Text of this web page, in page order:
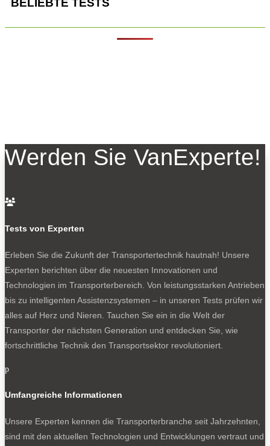
Werden Sie VanExperte!

Tests von Experten
Erleben Sie die Zukunft der Transportertechnik hautnah! Unsere
Experten berichten über die neuesten Innovationen und
Technologien im Transporterbereich. Von leistungsstarken Antrieben
bis zu intelligenten Assistenzsystemen – in unseren Tests prüfen wir
alles auf Herz und Nieren. Tauchen Sie ein in die Welt der
Transporter der nächsten Generation und entdecken Sie, wie
fortschrittliche Technik den Transportsektor revolutioniert.
p
Umfangreiche Informationen
Unsere Experten kennen die Transporterbranche seit Jahrzehnten,
sind mit den aktuellen Technologien und Entwicklungen vertraut und